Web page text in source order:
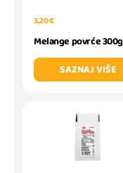
3,20 €
Melange povrće 300g
SAZNAJ VIŠE